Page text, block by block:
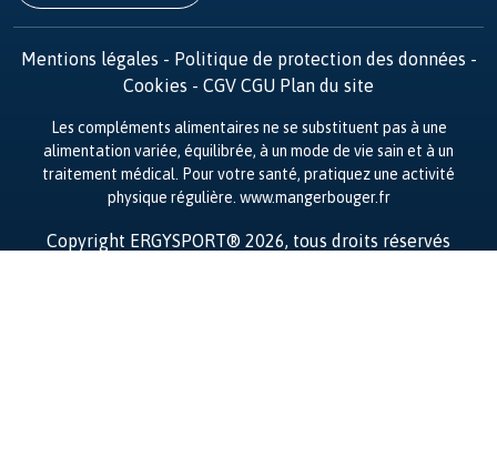
Mentions légales - Politique de protection des données -
Cookies - CGV CGU Plan du site
Les compléments alimentaires ne se substituent pas à une
alimentation variée, équilibrée, à un mode de vie sain et à un
traitement médical. Pour votre santé, pratiquez une activité
physique régulière. www.mangerbouger.fr
Copyright ERGYSPORT® 2026, tous droits réservés